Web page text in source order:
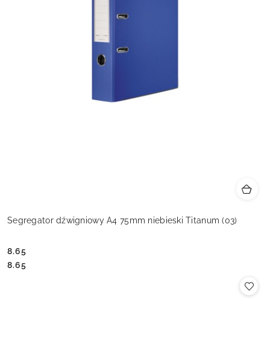
Segregator dźwigniowy A4 75mm niebieski Titanum (03)
Cena:
8.65
Cena:
8.65